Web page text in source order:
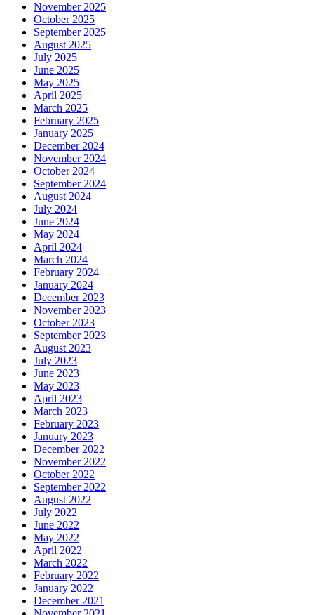
November 2025
October 2025
September 2025
August 2025
July 2025
June 2025
May 2025
April 2025
March 2025
February 2025
January 2025
December 2024
November 2024
October 2024
September 2024
August 2024
July 2024
June 2024
May 2024
April 2024
March 2024
February 2024
January 2024
December 2023
November 2023
October 2023
September 2023
August 2023
July 2023
June 2023
May 2023
April 2023
March 2023
February 2023
January 2023
December 2022
November 2022
October 2022
September 2022
August 2022
July 2022
June 2022
May 2022
April 2022
March 2022
February 2022
January 2022
December 2021